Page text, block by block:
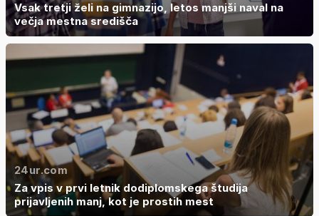
Vsak tretji želi na gimnazijo, letos manjši naval na
večja mestna središča
24ur.com
Za vpis v prvi letnik dodiplomskega študija
prijavljenih manj, kot je prostih mest